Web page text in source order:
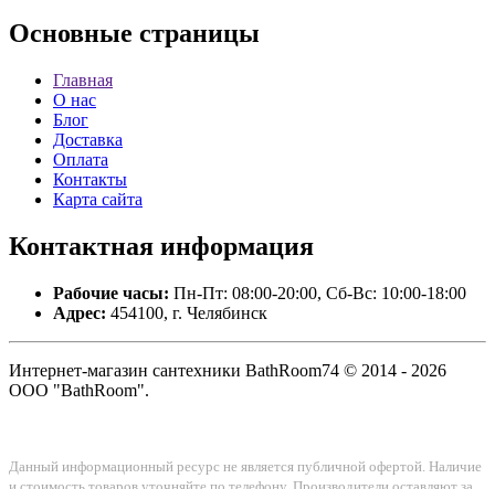
Основные страницы
Главная
О нас
Блог
Доставка
Оплата
Контакты
Карта сайта
Контактная информация
Рабочие часы: Пн-Пт: 08:00-20:00, Сб-Вс: 10:00-18:00
Адрес: 454100, г. Челябинск
Интернет-магазин сантехники BathRoom74 © 2014 - 2026
ООО "BathRoom".
Данный информационный ресурс не является публичной офертой. Наличие